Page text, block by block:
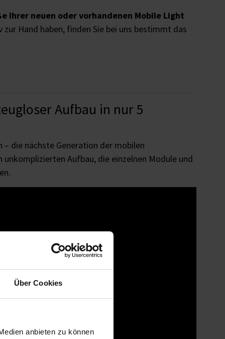
Über Cookies
anbieten zu können
Ihrer neuen oder vorhandenen Mobile Light
Hand haben, finden Sie bei uns bestimmt das
Aufbau in nur 5
– die nächste Generation der mobilen
Aufbau, die einzelnen Module und